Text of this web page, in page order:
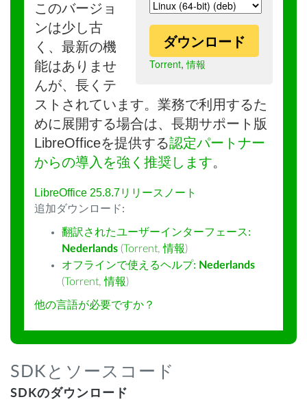
ダウンロード
Torrent,情報
このバージョ
ンは少し古
く、最新の機
能はありませ
んが、長くテ
ストされています。業務で利用するた
めに展開する場合は、長期サポート版
LibreOfficeを提供する認定パートナー
からの導入を強く推奨します。
LibreOffice 25.8.7リリースノート
追加ダウンロード:
翻訳されたユーザーインターフェース:
Nederlands (Torrent,情報)
オフラインで使えるヘルプ: Nederlands
(Torrent,情報)
他の言語が必要ですか？
SDKとソースコード
SDKのダウンロード